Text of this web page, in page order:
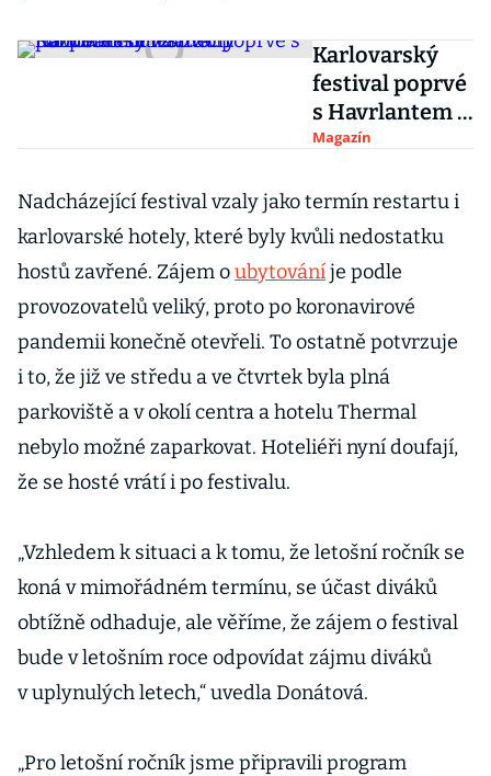
Karlovarský
festival poprvé
s Havrlantem v
zádech.
navzdory
pandemii udrží
Magazín
Nadcházející festival vzaly jako termín restartu i
karlovarské hotely, které byly kvůli nedostatku
hostů zavřené. Zájem oubytováníje podle
provozovatelů veliký, proto po koronavirové
pandemii konečně otevřeli. To ostatně potvrzuje
i to, že již ve středu a ve čtvrtek byla plná
parkoviště a v okolí centra a hotelu Thermal
nebylo možné zaparkovat. Hoteliéři nyní doufají,
že se hosté vrátí i po festivalu.
„Vzhledem k situaci a k tomu, že letošní ročník se
koná v mimořádném termínu, se účast diváků
obtížně odhaduje, ale věříme, že zájem o festival
bude v letošním roce odpovídat zájmu diváků
v uplynulých letech,“ uvedla Donátová.
„Pro letošní ročník jsme připravili program